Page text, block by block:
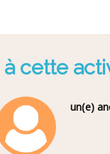
cette
un(e)